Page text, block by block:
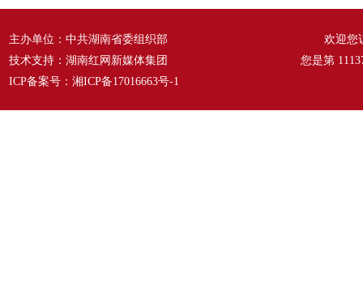
主办单位：中共湖南省委组织部
技术支持：湖南红网新媒体集团
ICP备案号： 湘ICP备17016663号-1
欢迎您
您是第